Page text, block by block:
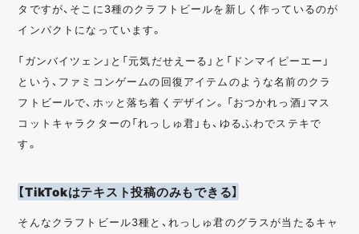
タですが、そこに3種のクラフトビールを新しく作っているのが
インパクトになっています。
「ガンバイツェン」と「元気だせえーる」と「ドンマイピーエー」
という、ファミコンゲームの回復アイテムのような名前のクラ
フトビールで、ホッと落ち着くデザイン。「おつかれっ酒」マス
コットキャラクターの「れっしゅ君」も、ゆるふわでステキで
す。
【TikTokはテキスト投稿のみもできる】
そんなクラフトビール3種と、れっしゅ君のグラスが当たるキャ